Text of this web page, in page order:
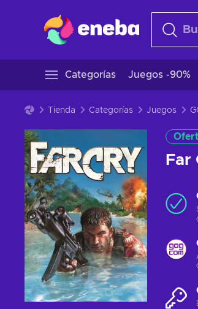
Categorías Juegos -90%
Tienda Categorías Juegos
Far